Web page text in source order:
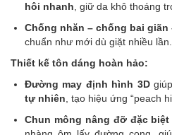
hôi nhanh, giữ da khô thoáng
Chống nhăn – chống bai giãn
chuẩn như mới dù giặt nhiều lần.
Thiết kế tôn dáng hoàn hảo:
Đường may định hình 3Dgiúp
tự nhiên, tạo hiệu ứng “peach
Chun mông nâng đỡ đặc